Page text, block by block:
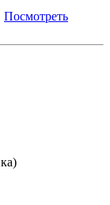
Посмотреть